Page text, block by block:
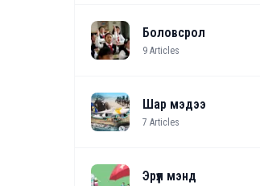
Боловсрол
9 Articles
Шар мэдээ
7 Articles
Эрүүл мэнд